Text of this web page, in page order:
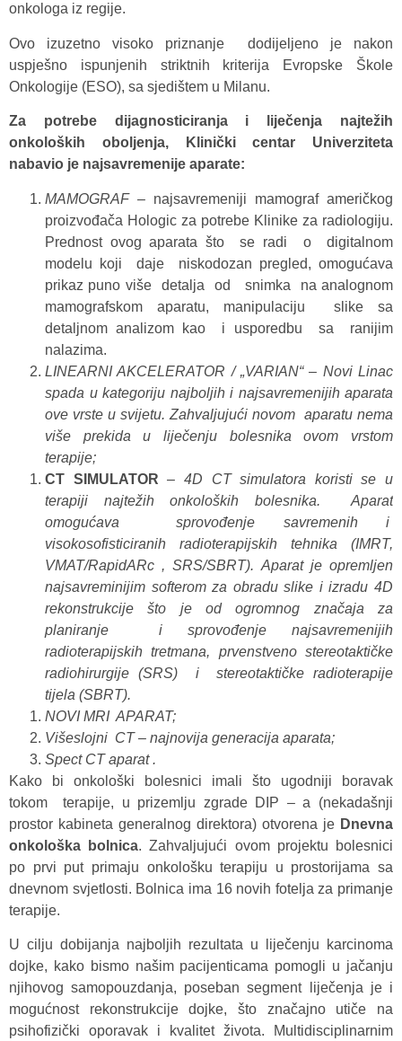
onkologa iz regije.
Ovo izuzetno visoko priznanje dodijeljeno je nakon
uspješno ispunjenih striktnih kriterija Evropske Škole
Onkologije (ESO), sa sjedištem u Milanu.
Za potrebe dijagnosticiranja i liječenja najtežih
onkoloških oboljenja, Klinički centar Univerziteta
nabavio je najsavremenije aparate:
MAMOGRAF – najsavremeniji mamograf američkog
proizvođača Hologic za potrebe Klinike za radiologiju.
Prednost ovog aparata što se radi o digitalnom
modelu koji daje niskodozan pregled, omogućava
prikaz puno više detalja od snimka na analognom
mamografskom aparatu, manipulaciju slike sa
detaljnom analizom kao i usporedbu sa ranijim
nalazima.
LINEARNI AKCELERATOR / „VARIAN“ – Novi Linac
spada u kategoriju najboljih i najsavremenijih aparata
ove vrste u svijetu. Zahvaljujući novom aparatu nema
više prekida u liječenju bolesnika ovom vrstom
terapije;
CT SIMULATOR – 4D CT simulatora koristi se u
terapiji najtežih onkoloških bolesnika. Aparat
omogućava sprovođenje savremenih i
visokosofisticiranih radioterapijskih tehnika (IMRT,
VMAT/RapidARc , SRS/SBRT). Aparat je opremljen
najsavreminijim softerom za obradu slike i izradu 4D
rekonstrukcije što je od ogromnog značaja za
planiranje i sprovođenje najsavremenijih
radioterapijskih tretmana, prvenstveno stereotaktičke
radiohirurgije (SRS) i stereotaktičke radioterapije
tijela (SBRT).
NOVI MRI APARAT;
Višeslojni CT – najnovija generacija aparata;
Spect CT aparat .
Kako bi onkološki bolesnici imali što ugodniji boravak
tokom terapije, u prizemlju zgrade DIP – a (nekadašnji
prostor kabineta generalnog direktora) otvorena je Dnevna
onkološka bolnica. Zahvaljujući ovom projektu bolesnici
po prvi put primaju onkološku terapiju u prostorijama sa
dnevnom svjetlosti. Bolnica ima 16 novih fotelja za primanje
terapije.
U cilju dobijanja najboljih rezultata u liječenju karcinoma
dojke, kako bismo našim pacijenticama pomogli u jačanju
njihovog samopouzdanja, poseban segment liječenja je i
mogućnost rekonstrukcije dojke, što značajno utiče na
psihofizički oporavak i kvalitet života. Multidisciplinarnim